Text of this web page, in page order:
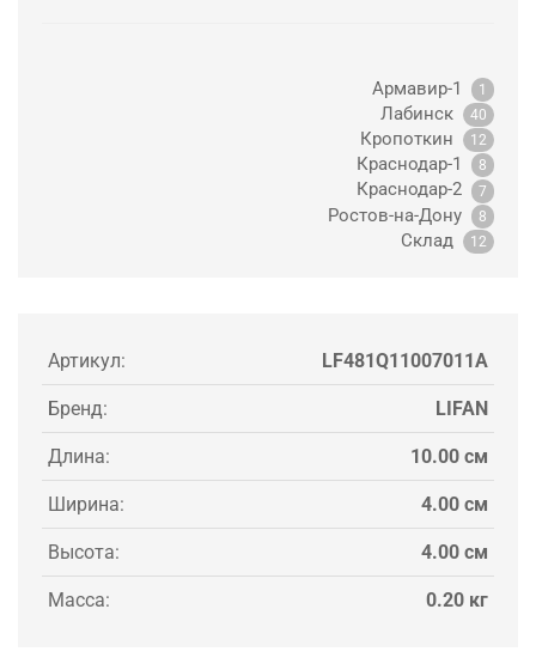
Армавир-1 1
Лабинск 40
Кропоткин 12
Краснодар-1 8
Краснодар-2 7
Ростов-на-Дону 8
Склад 12
Артикул: LF481Q11007011A
Бренд: LIFAN
Длина: 10.00 см
Ширина: 4.00 см
Высота: 4.00 см
Масса: 0.20 кг